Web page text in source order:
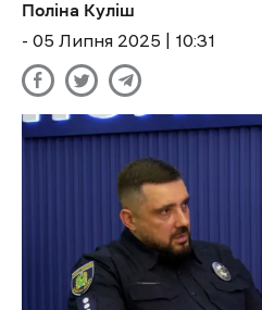
Поліна Куліш
- 05 Липня 2025 | 10:31